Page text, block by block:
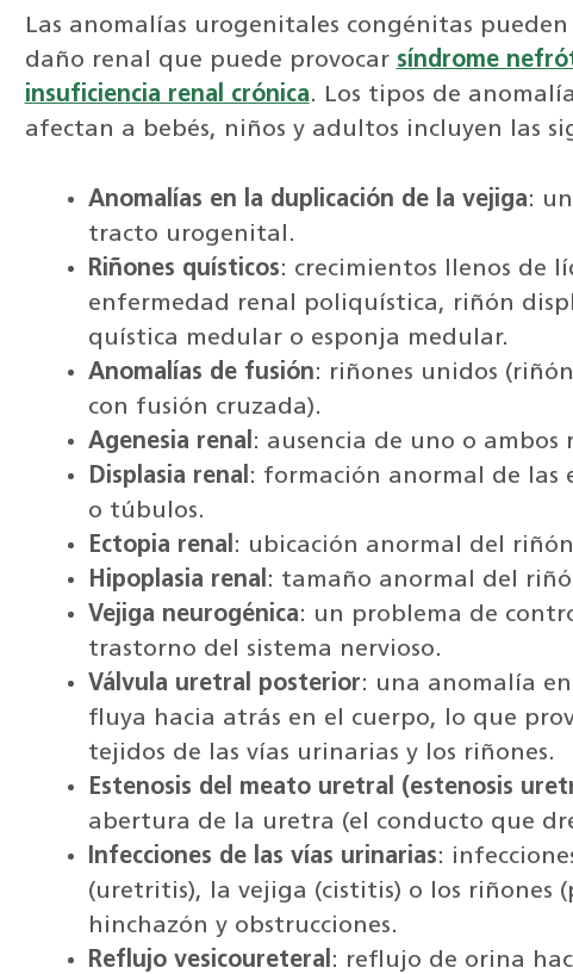
Las anomalías urogenitales congénitas
daño renal que puede provocar síndrome
insuficiencia renal crónica. Los tipos de
afectan a bebés, niños y adultos incluyen las
Anomalías en la duplicación de la vejiga:
tracto urogenital.
Riñones quísticos: crecimientos llenos de
enfermedad renal poliquística, riñón
quística medular o esponja medular.
Anomalías de fusión: riñones unidos
con fusión cruzada).
Agenesia renal : ausencia de uno o ambos
Displasia renal : formación anormal de las
o túbulos.
Ectopia renal : ubicación anormal del
Hipoplasia renal : tamaño anormal del
Vejiga neurogénica: un problema de
trastorno del sistema nervioso.
Válvula uretral posterior: una anomalía
fluya hacia atrás en el cuerpo, lo que
tejidos de las vías urinarias y los riñones.
Estenosis del meato uretral (estenosis
abertura de la uretra (el conducto que
Infecciones de las vías urinarias:
(uretritis), la vejiga (cistitis) o los riñones
hinchazón y obstrucciones.
Reflujo vesicoureteral : reflujo de orina